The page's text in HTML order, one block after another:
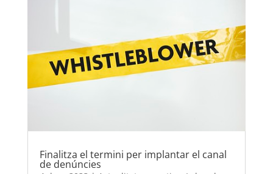
Finalitza el termini per implantar el canal
de denúncies